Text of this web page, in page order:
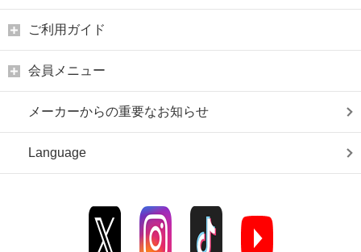
ご利用ガイド
会員メニュー
メーカーからの重要なお知らせ
Language